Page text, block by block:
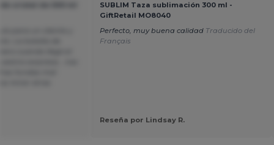
SUBLIM Taza sublimación 300 ml -
GiftRetail MO8040
Perfecto, muy buena calidad Traducido del
Français
Reseña por Lindsay R.